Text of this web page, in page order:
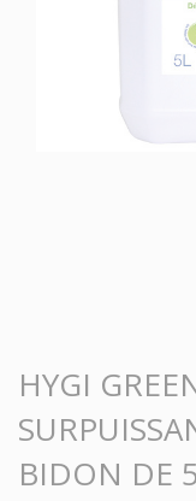
HYGI
BIDON DE